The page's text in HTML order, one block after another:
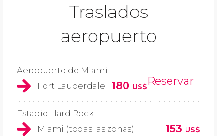
Traslados
aeropuerto
Aeropuerto de Miami
Fort Lauderdale
180 US$Reservar
Estadio Hard Rock
Miami (todas las zonas)
153 US$